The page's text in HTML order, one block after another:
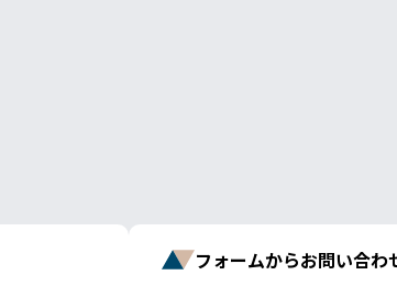
フォームからお問い合わ